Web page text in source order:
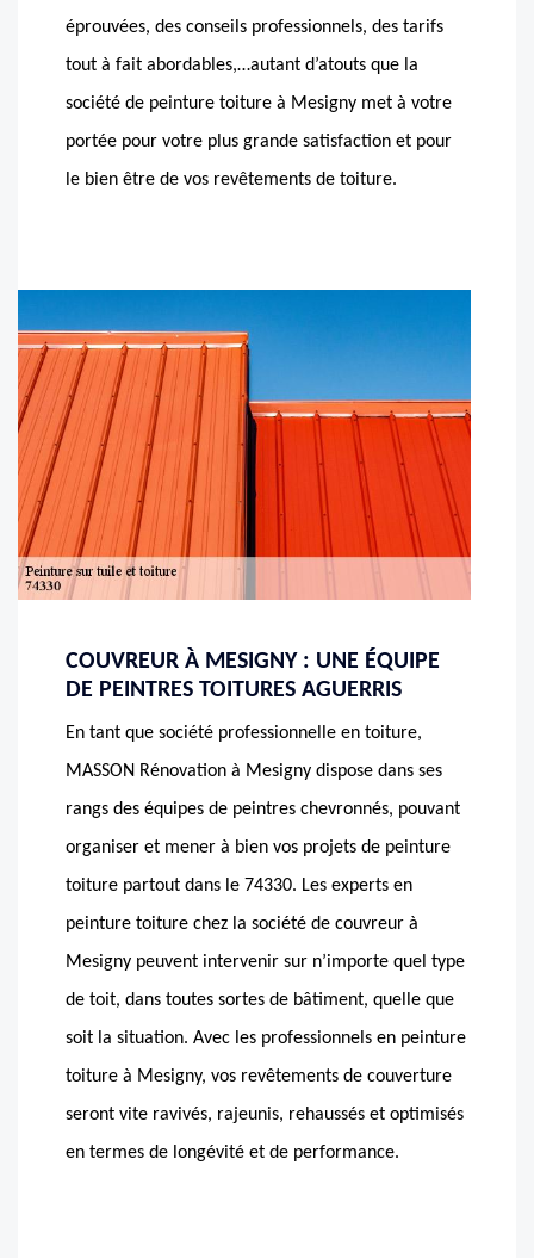
éprouvées, des conseils professionnels, des tarifs
tout à fait abordables,…autant d’atouts que la
société de peinture toiture à Mesigny met à votre
portée pour votre plus grande satisfaction et pour
le bien être de vos revêtements de toiture.
COUVREUR À MESIGNY : UNE ÉQUIPE
DE PEINTRES TOITURES AGUERRIS
En tant que société professionnelle en toiture,
MASSON Rénovation à Mesigny dispose dans ses
rangs des équipes de peintres chevronnés, pouvant
organiser et mener à bien vos projets de peinture
toiture partout dans le 74330. Les experts en
peinture toiture chez la société de couvreur à
Mesigny peuvent intervenir sur n’importe quel type
de toit, dans toutes sortes de bâtiment, quelle que
soit la situation. Avec les professionnels en peinture
toiture à Mesigny, vos revêtements de couverture
seront vite ravivés, rajeunis, rehaussés et optimisés
en termes de longévité et de performance.